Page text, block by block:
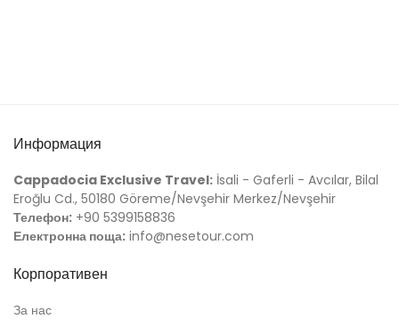
Информация
Cappadocia Exclusive Travel: İsali - Gaferli - Avcılar, Bilal
Eroğlu Cd., 50180 Göreme/Nevşehir Merkez/Nevşehir
Телефон: +90 5399158836
Електронна поща: info@nesetour.com
Корпоративен
За нас